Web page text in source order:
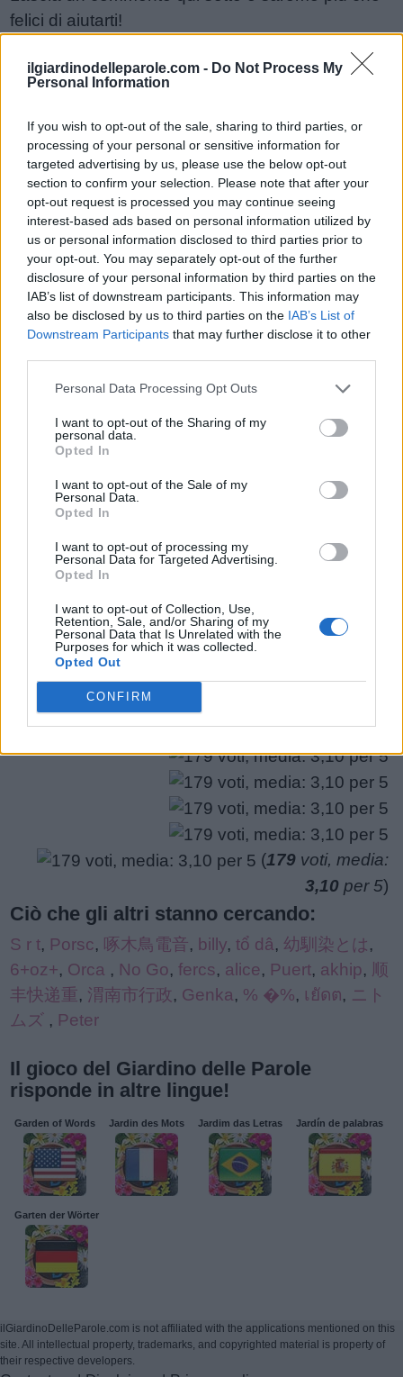
ilgiardinodelleparole.com - Do Not Process My
Personal Information
If you wish to opt-out of the sale, sharing to third parties, or
processing of your personal or sensitive information for
targeted advertising by us, please use the below opt-out
section to confirm your selection. Please note that after your
opt-out request is processed you may continue seeing
interest-based ads based on personal information utilized by
us or personal information disclosed to third parties prior to
your opt-out. You may separately opt-out of the further
disclosure of your personal information by third parties on the
IAB’s list of downstream participants. This information may
also be disclosed by us to third parties on the IAB’s List of
Downstream Participants that may further disclose it to other
Personal Data Processing Opt Outs
I want to opt-out of the Sharing of my
personal data.
Opted In
I want to opt-out of the Sale of my
Personal Data.
Opted In
I want to opt-out of processing my
Personal Data for Targeted Advertising.
Opted In
I want to opt-out of Collection, Use,
Retention, Sale, and/or Sharing of my
Personal Data that Is Unrelated with the
Purposes for which it was collected.
Opted Out
CONFIRM
felici di aiutarti!
Inserisci tutte le lettere del puzzle:
Inserisci
lettere
puzzle, quindi ecco un elenco di parole che
potrebbero esserti utili.
S T O
CERCA PIÙ RISPOSTE
(179 voti, media:
3,10 per 5)
Ciò che gli altri stanno cercando:
S r t, Porsc, 啄木鳥電音, billy, tổ dâ, 幼馴染とは,
6+oz+, Orca , No Go, fercs, alice, Puert, akhip, 顺
丰快递重, 渭南市行政, Genka, % �%, เยัดต, ニト
ムズ , Peter
Il gioco del Giardino delle Parole
risponde in altre lingue!
Garden of Words Jardin des Mots Jardim das Letras Jardín de palabras
Garten der Wörter
ilGiardinoDelleParole.com is not affiliated with the applications mentioned on this
site. All intellectual property, trademarks, and copyrighted material is property of
their respective developers.